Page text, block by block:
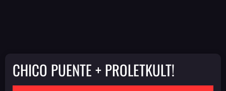
CHICO PUENTE + PROLETKULT!